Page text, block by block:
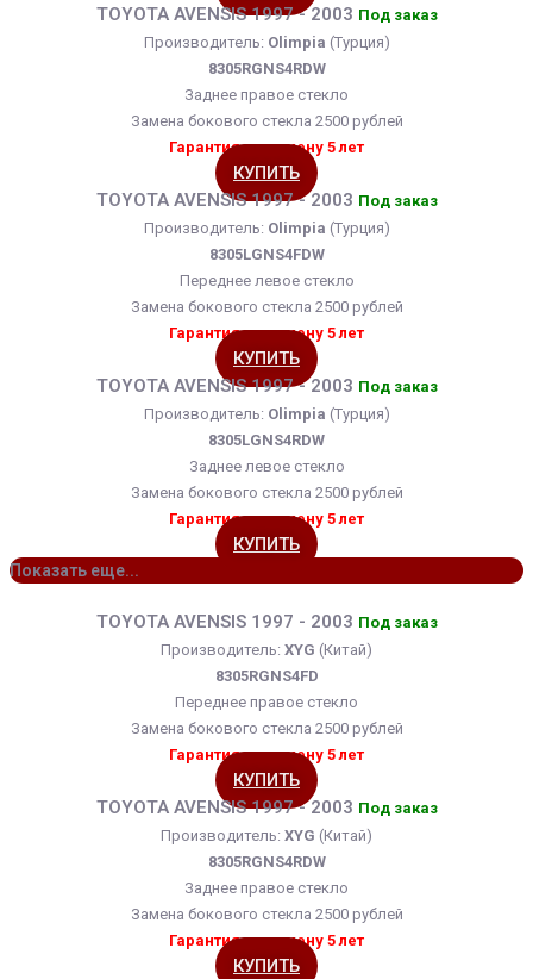
TOYOTA AVENSIS 1997 - 2003 Под заказ
Производитель: Olimpia (Турция)
8305RGNS4RDW
Заднее правое стекло
Замена бокового стекла 2500 рублей
Гарантия на замену 5 лет
КУПИТЬ
TOYOTA AVENSIS 1997 - 2003 Под заказ
Производитель: Olimpia (Турция)
8305LGNS4FDW
Переднее левое стекло
Замена бокового стекла 2500 рублей
Гарантия на замену 5 лет
КУПИТЬ
TOYOTA AVENSIS 1997 - 2003 Под заказ
Производитель: Olimpia (Турция)
8305LGNS4RDW
Заднее левое стекло
Замена бокового стекла 2500 рублей
Гарантия на замену 5 лет
КУПИТЬ
Показать еще...
TOYOTA AVENSIS 1997 - 2003 Под заказ
Производитель: XYG (Китай)
8305RGNS4FD
Переднее правое стекло
Замена бокового стекла 2500 рублей
Гарантия на замену 5 лет
КУПИТЬ
TOYOTA AVENSIS 1997 - 2003 Под заказ
Производитель: XYG (Китай)
8305RGNS4RDW
Заднее правое стекло
Замена бокового стекла 2500 рублей
Гарантия на замену 5 лет
КУПИТЬ